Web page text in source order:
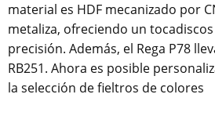
material es HDF mecanizado por
metaliza, ofreciendo un
precisión. Además, el Rega P78
RB251. Ahora es posible
la selección de fieltros de colores